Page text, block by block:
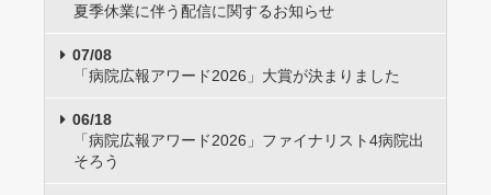
夏季休業に伴う配信に関するお知らせ
07/08
「病院広報アワード2026」大賞が決まりました
06/18
「病院広報アワード2026」ファイナリスト4病院出
そろう